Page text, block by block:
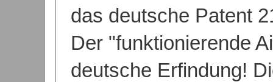
das deutsche Patent
Der "funktionierende
deutsche Erfindung!